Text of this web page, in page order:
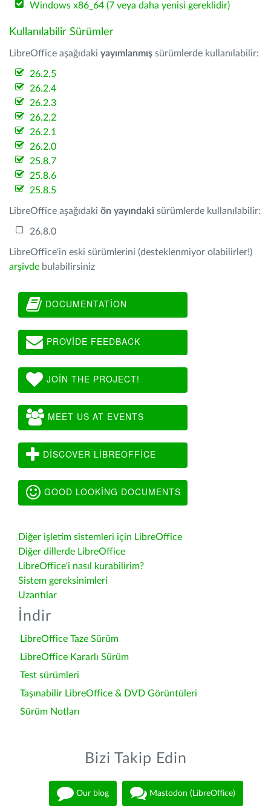
Windows x86_64 (7 veya daha yenisi gereklidir)
Kullanılabilir Sürümler
LibreOffice aşağıdaki yayımlanmış sürümlerde kullanılabilir:
26.2.5
26.2.4
26.2.3
26.2.2
26.2.1
26.2.0
25.8.7
25.8.6
25.8.5
LibreOffice aşağıdaki ön yayındaki sürümlerde kullanılabilir:
26.8.0
LibreOffice'in eski sürümlerini (desteklenmiyor olabilirler!)
arşivde bulabilirsiniz
DOCUMENTATION
PROVIDE FEEDBACK
JOIN THE PROJECT!
MEET US AT EVENTS
DISCOVER LIBREOFFICE
GOOD LOOKING DOCUMENTS
Diğer işletim sistemleri için LibreOffice
Diğer dillerde LibreOffice
LibreOffice'i nasıl kurabilirim?
Sistem gereksinimleri
Uzantılar
İndir
LibreOffice Taze Sürüm
LibreOffice Kararlı Sürüm
Test sürümleri
Taşınabilir LibreOffice & DVD Görüntüleri
Sürüm Notları
Bizi Takip Edin
Our blog Mastodon (LibreOffice)